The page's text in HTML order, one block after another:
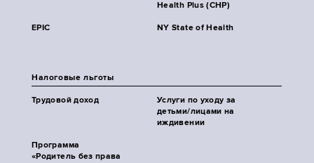
Health Plus (CHP)
EPIC NY State of Health
Налоговые льготы
Трудовой доход
Услуги по уходу за
детьми/лицами на
иждивении
Программа
«Родитель без права